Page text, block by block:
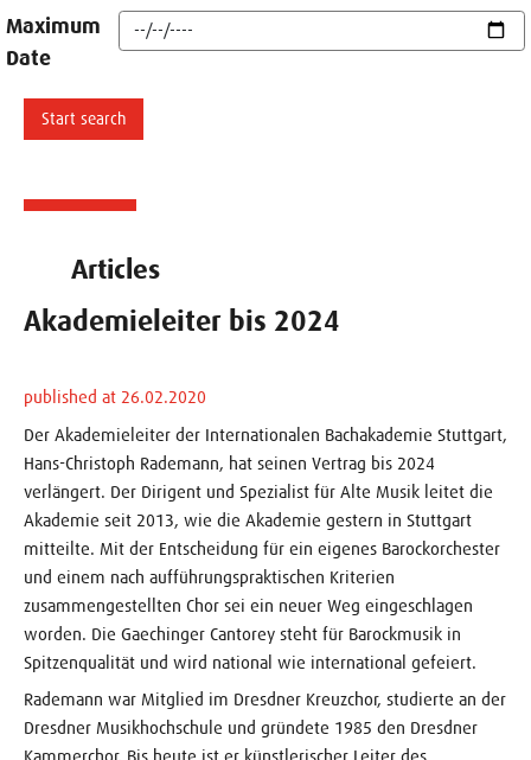
Maximum
Date
Articles
Akademieleiter bis 2024
published at 26.02.2020
Der Akademieleiter der Internationalen Bachakademie Stuttgart,
Hans-Christoph Rademann, hat seinen Vertrag bis 2024
verlängert. Der Dirigent und Spezialist für Alte Musik leitet die
Akademie seit 2013, wie die Akademie gestern in Stuttgart
mitteilte. Mit der Entscheidung für ein eigenes Barockorchester
und einem nach aufführungspraktischen Kriterien
zusammengestellten Chor sei ein neuer Weg eingeschlagen
worden. Die Gaechinger Cantorey steht für Barockmusik in
Spitzenqualität und wird national wie international gefeiert.
Rademann war Mitglied im Dresdner Kreuzchor, studierte an der
Dresdner Musikhochschule und gründete 1985 den Dresdner